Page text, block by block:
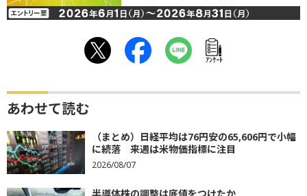
ｱﾝｹｰﾄ
あわせて読む
（まとめ）日経平均は76円安の65,606円で小幅
に続落 来週は米物価指標に注目
2026/08/07